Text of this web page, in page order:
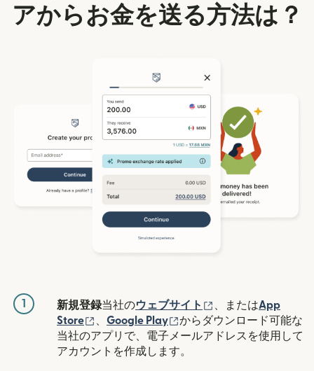
アからお金を送る方法は？
1 新規登録当社のウェブサイト （別ウィンドウで
、またはApp
Store
（別ウィンドウで開きます）
Google Play （別ウィンドウで開きま
からダウンロード可能な
当社のアプリで、電子メールアドレスを使用して
アカウントを作成します。